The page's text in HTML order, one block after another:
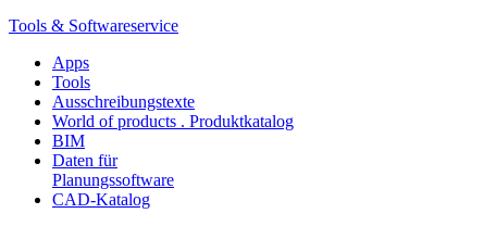
Tools & Softwareservice
Apps
Tools
Ausschreibungstexte
World of products . Produktkatalog
BIM
Daten für
Planungssoftware
CAD-Katalog